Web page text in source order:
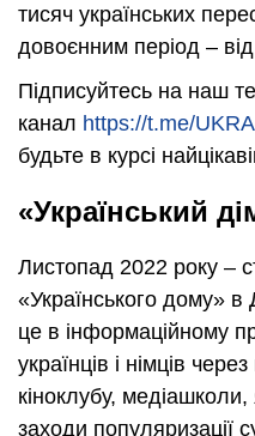
тисяч українських
довоєнним період –
Підписуйтесь на наш
канал https://t.me/
будьте в курсі
«Український
Листопад 2022 року –
«Українського дому»
це в інформаційному
українців і німців
кіноклубу,
заходи популяризації